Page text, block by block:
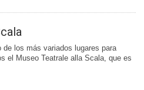
de los más variados lugares para
el Museo Teatrale alla Scala, que es